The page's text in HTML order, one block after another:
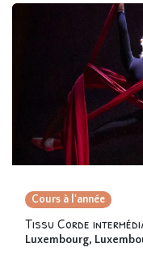
Cours à l'année
Tissu Corde
Luxembourg,